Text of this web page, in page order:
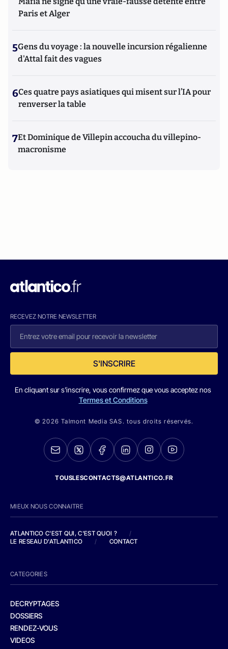
Paris et Alger
5Gens du voyage : la nouvelle incursion régalienne
d'Attal fait des vagues
6Ces quatre pays asiatiques qui misent sur l’IA pour
renverser la table
7Et Dominique de Villepin accoucha du villepino-
macronisme
RECEVEZ NOTRE NEWSLETTER
S'INSCRIRE
En cliquant sur s'inscrire, vous confirmez que vous acceptez nos
Termes et Conditions
© 2026 Talmont Media SAS. tous droits réservés.
TOUSLESCONTACTS@ATLANTICO.FR
MIEUX NOUS CONNAITRE
ATLANTICO C'EST QUI, C'EST QUOI ?
/
LE RESEAU D'ATLANTICO
/ CONTACT
CATEGORIES
DECRYPTAGES
DOSSIERS
RENDEZ-VOUS
VIDEOS